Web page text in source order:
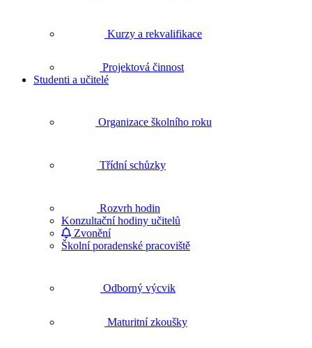
Kurzy a rekvalifikace
Projektová činnost
Studenti a učitelé
Organizace školního roku
Třídní schůzky
Rozvrh hodin
Konzultační hodiny učitelů
Zvonění
Školní poradenské pracoviště
Odborný výcvik
Maturitní zkoušky